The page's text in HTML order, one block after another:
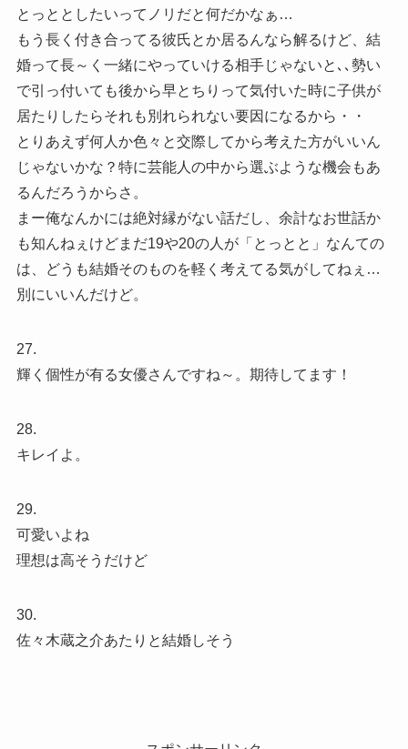
とっととしたいってノリだと何だかなぁ…
もう長く付き合ってる彼氏とか居るんなら解るけど、結
婚って長～く一緒にやっていける相手じゃないと､､勢い
で引っ付いても後から早とちりって気付いた時に子供が
居たりしたらそれも別れられない要因になるから・・
とりあえず何人か色々と交際してから考えた方がいいん
じゃないかな？特に芸能人の中から選ぶような機会もあ
るんだろうからさ。
まー俺なんかには絶対縁がない話だし、余計なお世話か
も知んねぇけどまだ19や20の人が「とっとと」なんての
は、どうも結婚そのものを軽く考えてる気がしてねぇ…
別にいいんだけど。
27.
輝く個性が有る女優さんですね～。期待してます！
28.
キレイよ。
29.
可愛いよね
理想は高そうだけど
30.
佐々木蔵之介あたりと結婚しそう